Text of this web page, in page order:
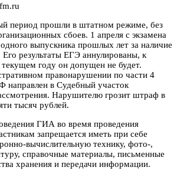
период прошли в штатном режиме, без
сбоев. 1 апреля с экзамена
выпускника прошлых лет за наличие
результаты ЕГЭ аннулированы, к
текущем году он допущен не будет.
правонарушении по части 4
направлен в Судебный участок
Нарушителю грозит штраф в
тысяч рублей.
ГИА во время проведения
запрещается иметь при себе
вычислительную технику, фото-,
справочные материалы, письменные
хранения и передачи информации.